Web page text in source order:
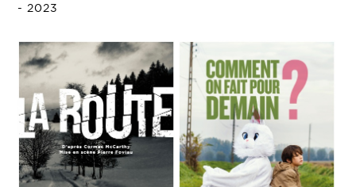
- 2023